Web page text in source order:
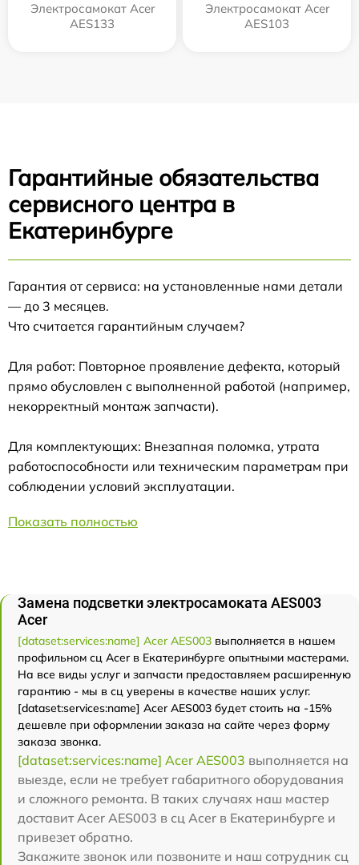
Электросамокат Acer
AES133
Электросамокат Acer
AES103
Гарантийные обязательства
сервисного центра в
Екатеринбурге
Гарантия от сервиса: на установленные нами детали
— до 3 месяцев.
Что считается гарантийным случаем?
Для работ: Повторное проявление дефекта, который
прямо обусловлен с выполненной работой (например,
некорректный монтаж запчасти).
Для комплектующих: Внезапная поломка, утрата
работоспособности или техническим параметрам при
соблюдении условий эксплуатации.
Показать полностью
Замена подсветки электросамоката AES003
Acer
[dataset:services:name] Acer AES003 выполняется в нашем
профильном сц Acer в Екатеринбурге опытными мастерами.
На все виды услуг и запчасти предоставляем расширенную
гарантию - мы в сц уверены в качестве наших услуг.
[dataset:services:name] Acer AES003 будет стоить на -15%
дешевле при оформлении заказа на сайте через форму
заказа звонка.
[dataset:services:name] Acer AES003 выполняется на
выезде, если не требует габаритного оборудования
и сложного ремонта. В таких случаях наш мастер
доставит Acer AES003 в сц Acer в Екатеринбурге и
привезет обратно.
Закажите звонок или позвоните и наш сотрудник сц